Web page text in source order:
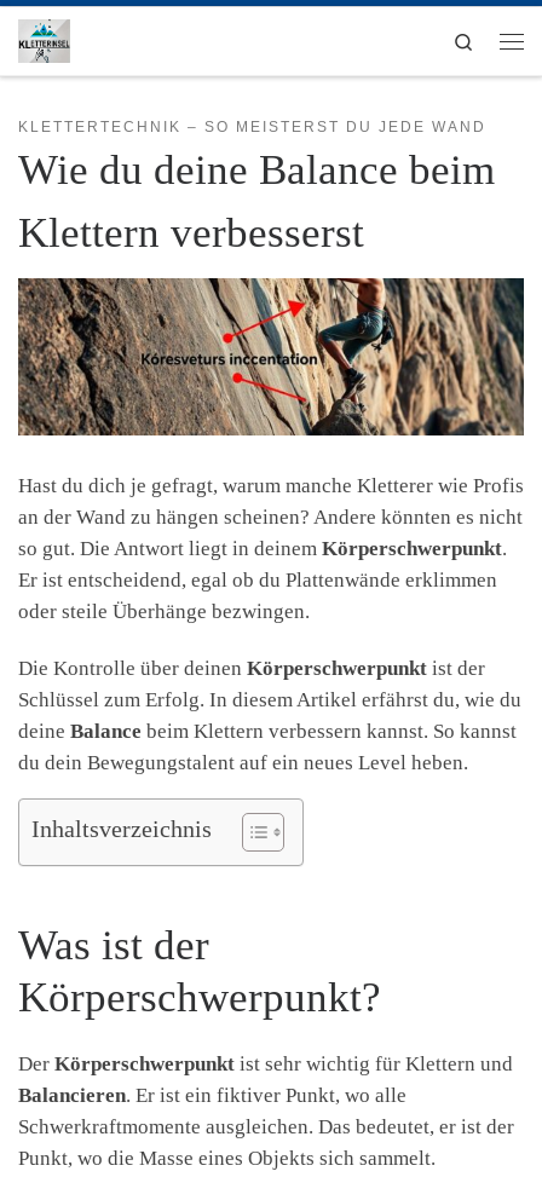
Zum Inhalt springen
Search
KLETTERTECHNIK – SO MEISTERST DU JEDE WAND
Wie du deine Balance beim
Klettern verbesserst
Hast du dich je gefragt, warum manche Kletterer wie Profis
an der Wand zu hängen scheinen? Andere könnten es nicht
so gut. Die Antwort liegt in deinem Körperschwerpunkt.
Er ist entscheidend, egal ob du Plattenwände erklimmen
oder steile Überhänge bezwingen.
Die Kontrolle über deinen Körperschwerpunkt ist der
Schlüssel zum Erfolg. In diesem Artikel erfährst du, wie du
deine Balance beim Klettern verbessern kannst. So kannst
du dein Bewegungstalent auf ein neues Level heben.
Inhaltsverzeichnis
Was ist der
Körperschwerpunkt?
Der Körperschwerpunkt ist sehr wichtig für Klettern und
Balancieren. Er ist ein fiktiver Punkt, wo alle
Schwerkraftmomente ausgleichen. Das bedeutet, er ist der
Punkt, wo die Masse eines Objekts sich sammelt.